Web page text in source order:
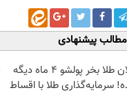
مطالب پیشنهادی
الان طلا بخر پولشو 4 ماه دیگه
سرمایه‌گذاری طلا با اقساط